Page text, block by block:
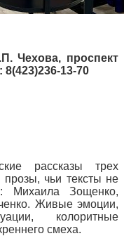
Чехова, проспект
8(423)236-13-70
рассказы трех
прозы, чьи тексты не
Михаила Зощенко,
Живые эмоции,
колоритные
смеха.